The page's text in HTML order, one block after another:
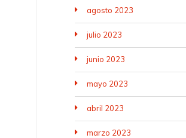
agosto 2023
julio 2023
junio 2023
mayo 2023
abril 2023
marzo 2023